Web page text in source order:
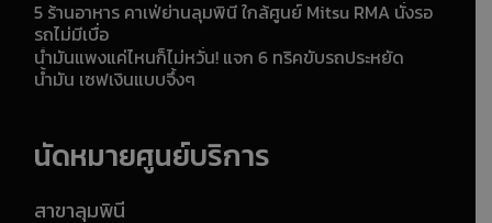
5 ร้านอาหาร คาเฟ่ย่านลุมพินี ใกล้ศูนย์ Mitsu RMA นั่งรอ
รถไม่มีเบื่อ
น้ำมันแพงแค่ไหนก็ไม่หวั่น! แจก 6 ทริคขับรถประหยัด
น้ำมัน เซฟเงินแบบจึ้งๆ
นัดหมายศูนย์บริการ
สาขาลุมพินี